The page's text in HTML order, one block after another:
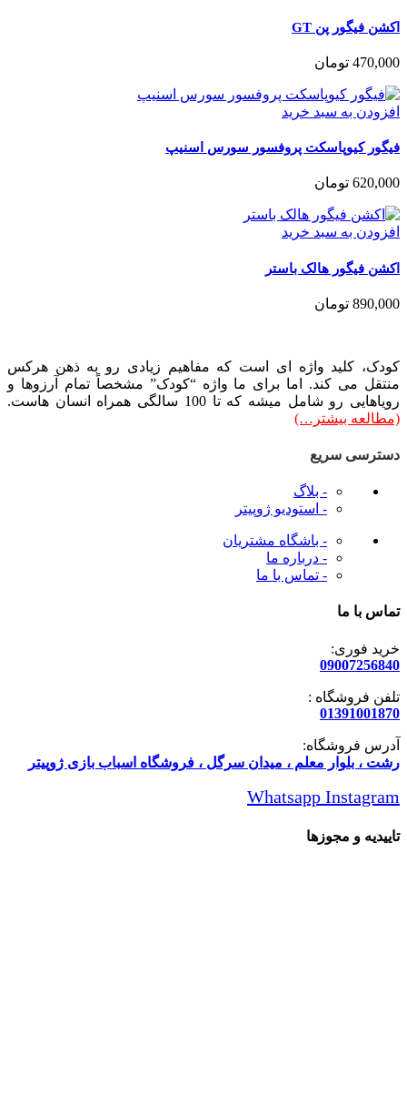
اکشن فیگور پن GT
470,000 تومان
افزودن به سبد خرید
فیگور کیوپاسکت پروفسور سورس اسنیپ
620,000 تومان
افزودن به سبد خرید
اکشن فیگور هالک باستر
890,000 تومان
کودک، کلید واژه ای است که مفاهیم زیادی رو به ذهن هرکس
منتقل می کند. اما برای ما واژه “کودک” مشخصاً تمام آرزوها و
رویاهایی رو شامل میشه که تا 100 سالگی همراه انسان هاست.
(مطالعه بیشتر…)
دسترسی سریع
- بلاگ
- استودیو ژوپیتر
- باشگاه مشتریان
- درباره ما
- تماس با ما
تماس با ما
خرید فوری:
09007256840
تلفن فروشگاه :
01391001870
آدرس فروشگاه:
رشت ، بلوار معلم ، میدان سرگل ، فروشگاه اسباب بازی ژوپیتر
Whatsapp Instagram
تاییدیه و مجوزها